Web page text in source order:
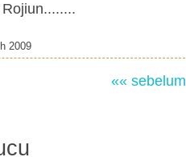
2009
«« sebelum